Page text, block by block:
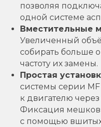
позволяя
одной системе
Вместительные
Увеличенный
собирать больше
частоту их замены.
Простая
системы серии
к двигателю
Фиксация мешков
с помощью вшитых